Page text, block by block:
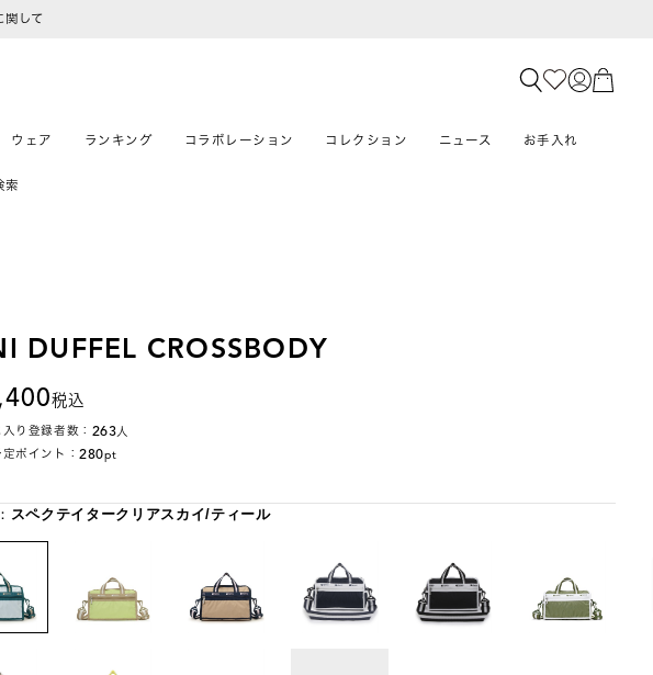
して
ウェア ランキング コラボレーション コレクション ニュース お手入れ
索
DUFFEL CROSSBODY
税込
り登録者数： 263人
定ポイント：280pt
スペクテイタークリアスカイ/ティール